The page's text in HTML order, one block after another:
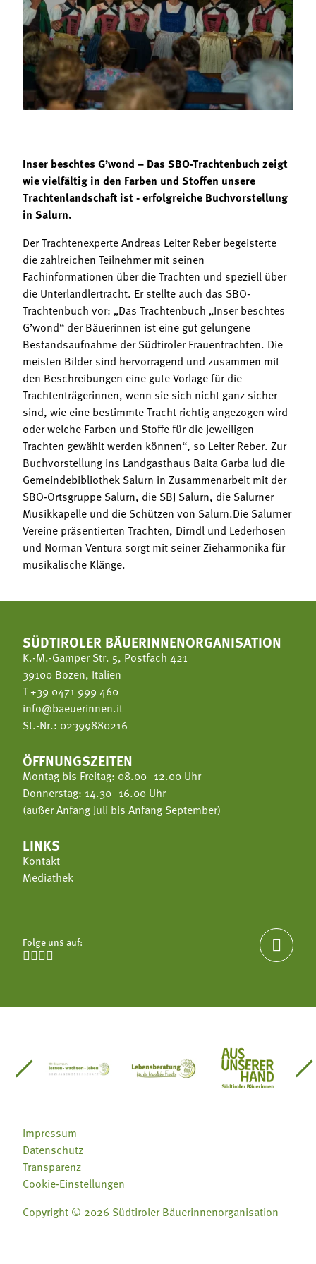
Mitgliedschaft
Landessekretariat
Bäuerliche Buffets
Hofgeschichten
Inser beschtes G’wond – Das SBO-Trachtenbuch zeigt
wie vielfältig in den Farben und Stoffen unsere
Trachtenlandschaft ist - erfolgreiche Buchvorstellung
in Salurn.
Der Trachtenexperte Andreas Leiter Reber begeisterte
die zahlreichen Teilnehmer mit seinen
Fachinformationen über die Trachten und speziell über
die Unterlandlertracht. Er stellte auch das SBO-
Trachtenbuch vor: „Das Trachtenbuch „Inser beschtes
G’wond“ der Bäuerinnen ist eine gut gelungene
Bestandsaufnahme der Südtiroler Frauentrachten. Die
meisten Bilder sind hervorragend und zusammen mit
den Beschreibungen eine gute Vorlage für die
Trachtenträgerinnen, wenn sie sich nicht ganz sicher
sind, wie eine bestimmte Tracht richtig angezogen wird
oder welche Farben und Stoffe für die jeweiligen
Trachten gewählt werden können“, so Leiter Reber. Zur
Buchvorstellung ins Landgasthaus Baita Garba lud die
Gemeindebibliothek Salurn in Zusammenarbeit mit der
SBO-Ortsgruppe Salurn, die SBJ Salurn, die Salurner
Musikkapelle und die Schützen von Salurn.Die Salurner
Vereine präsentierten Trachten, Dirndl und Lederhosen
und Norman Ventura sorgt mit seiner Zieharmonika für
musikalische Klänge.
SÜDTIROLER BÄUERINNENORGANISATION
K.-M.-Gamper Str. 5, Postfach 421
39100 Bozen, Italien
T+39 0471 999 460
info@baeuerinnen.it
St.-Nr.: 02399880216
ÖFFNUNGSZEITEN
Montag bis Freitag: 08.00–12.00 Uhr
Donnerstag: 14.30–16.00 Uhr
(außer Anfang Juli bis Anfang September)
LINKS
Kontakt
Mediathek
Folge uns auf:


Südtirol
Gärtnervereinigung
Sozialgenossenschaft Mit Bäuerinnen lernen -
Lebensberatung für dieAus unserer
Impressum
Datenschutz
Transparenz
Cookie-Einstellungen
Copyright © 2026 Südtiroler Bäuerinnenorganisation